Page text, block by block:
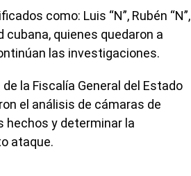
como: Luis “N”, Rubén “N”,
cubana, quienes quedaron a
las investigaciones.
la Fiscalía General del Estado
el análisis de cámaras de
hechos y determinar la
ataque.